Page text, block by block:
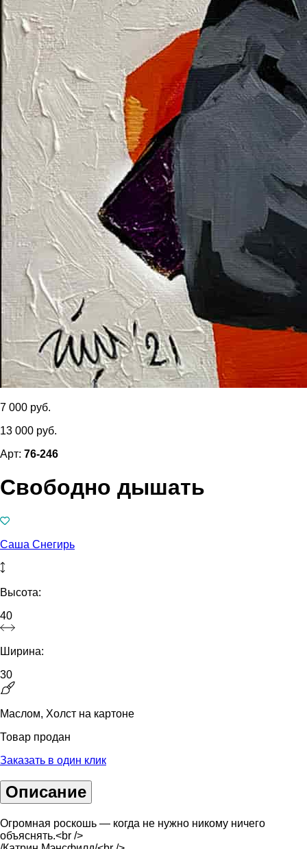
7 000 руб.
13 000 руб.
Арт: 76-246
Свободно дышать
Саша Снегирь
Высота:
40
Ширина:
30
Маслом, Холст на картоне
Товар продан
Заказать в один клик
Описание
Огромная роскошь — когда не нужно никому ничего
объяснять.<br />